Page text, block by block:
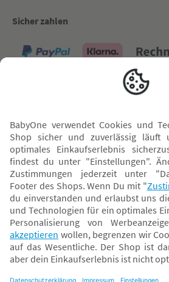
Sicher zahlen
Versand mit
* Alle Preise inkl. MwSt. und ggf. zzgl.
abhängig von der von dir gewählten Option - im
Abholung in dem von dir gewählten BabyOne-
Onlineshop geltende Preis stellt bei einem Verkauf
Nehmer eine unverbindliche Preisempfehlung dar.